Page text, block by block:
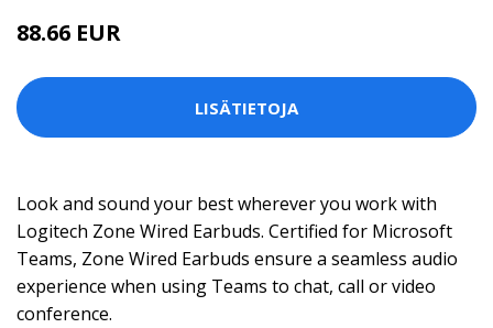
88.66 EUR
LISÄTIETOJA
Look and sound your best wherever you work with
Logitech Zone Wired Earbuds. Certified for Microsoft
Teams, Zone Wired Earbuds ensure a seamless audio
experience when using Teams to chat, call or video
conference.